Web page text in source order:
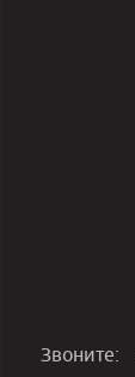
Звоните: